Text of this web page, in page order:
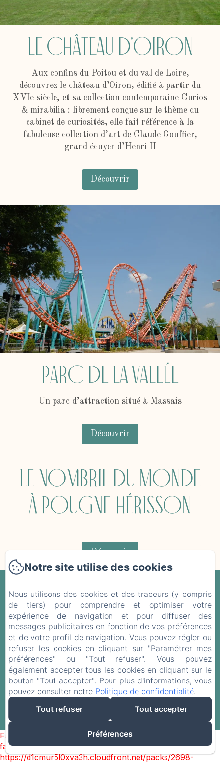
Le château d’Oiron
Aux confins du Poitou et du val de Loire,
découvrez le château d’Oiron, édifié à partir du
XVIe siècle, et sa collection contemporaine Curios
& mirabilia : librement conçue sur le thème du
cabinet de curiosités, elle fait référence à la
fabuleuse collection d’art de Claude Gouffier,
grand écuyer d’Henri II
Découvrir
Parc de la Vallée
Un parc d’attraction situé à Massais
Découvrir
Le Nombril du Monde
à Pougne-Hérisson
Découvrir
Le Vieux Château
d'Airvault
Politique de confidentialitéInformations légales
Informations sur les cookies
Le Vieux Château - 6 Rue de Brelucan, Airvault,
79600 , France
vieuxchateauairvault@yahoo.com
06 07 03 52 15
Failed to load BookingEngine/index: Loading chunk 2698
failed. (missing:
https://d1cmur5l0xva3h.cloudfront.net/packs/2698-
Notre site utilise des cookies
Nous utilisons des cookies et des traceurs (y compris
de tiers) pour comprendre et optimiser votre
expérience de navigation et pour diffuser des
messages publicitaires en fonction de vos préférences
et de votre profil de navigation. Vous pouvez régler ou
refuser les cookies en cliquant sur "Paramétrer mes
préférences" ou "Tout refuser". Vous pouvez
également accepter tous les cookies en cliquant sur le
bouton "Tout accepter". Pour plus d'informations, vous
pouvez consulter notre Politique de confidentialité.
Tout refuser
Tout accepter
Préférences